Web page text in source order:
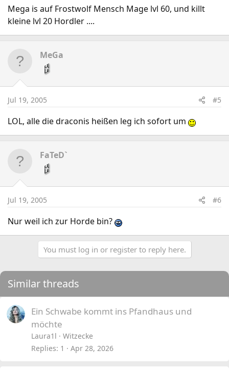
Mega is auf Frostwolf Mensch Mage lvl 60, und killt
kleine lvl 20 Hordler ....
MeGa
Jul 19, 2005 #5
LOL, alle die draconis heißen leg ich sofort um
FaTeD`
Jul 19, 2005 #6
Nur weil ich zur Horde bin?
You must log in or register to reply here.
Similar threads
Ein Schwabe kommt ins Pfandhaus und
möchte
Laura1l
Witzecke
Replies 1 Apr 28, 2026